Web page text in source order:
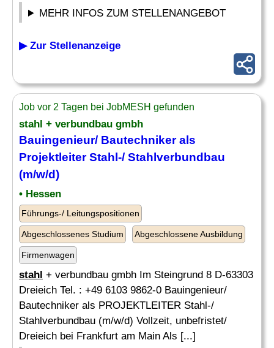
MEHR INFOS ZUM STELLENANGEBOT
▶ Zur Stellenanzeige
Job vor 2 Tagen bei JobMESH gefunden
stahl + verbundbau gmbh
Bauingenieur/ Bautechniker als
ProjektleiterStahl -/ Stahlverbundbau
(m/w/d)
• Hessen
Führungs-/ Leitungspositionen
Abgeschlossenes Studium Abgeschlossene Ausbildung
Firmenwagen
stahl + verbundbau gmbh Im Steingrund 8 D-63303
Dreieich Tel. : +49 6103 9862-0 Bauingenieur/
Bautechniker als PROJEKTLEITER Stahl-/
Stahlverbundbau (m/w/d) Vollzeit, unbefristet/
Dreieich bei Frankfurt am Main Als [...]